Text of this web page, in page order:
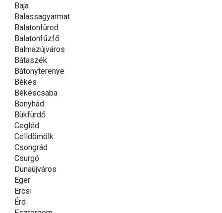
Baja
Balassagyarmat
Balatonfüred
Balatonfűzfő
Balmazújváros
Bátaszék
Bátonyterenye
Békés
Békéscsaba
Bonyhád
Bükfürdő
Cegléd
Celldömölk
Csongrád
Csurgó
Dunaújváros
Eger
Ercsi
Érd